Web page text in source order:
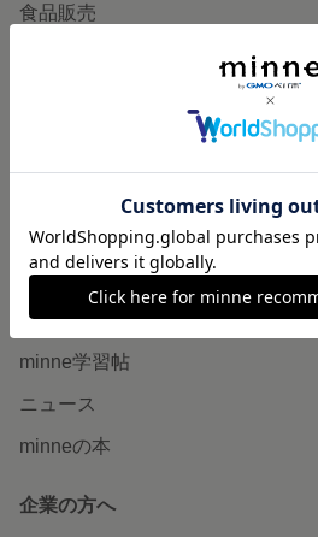
食品販売
minne LAB
販売支援企画・イベント
読みもの
minneとものづくりと
minne学習帖
ニュース
minneの本
企業の方へ